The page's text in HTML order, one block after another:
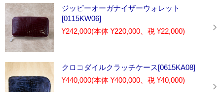
ジッピーオーガナイザーウォレット
[0115KW06]
¥242,000(本体 ¥220,000、税 ¥22,000)
クロコダイルクラッチケース[0615KA08]
¥440,000(本体 ¥400,000、税 ¥40,000)